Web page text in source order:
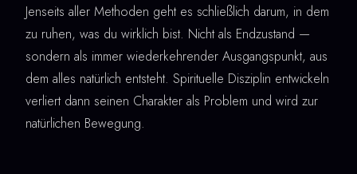
Jenseits aller Methoden geht es schließlich darum, in dem
zu ruhen, was du wirklich bist. Nicht als Endzustand —
sondern als immer wiederkehrender Ausgangspunkt, aus
dem alles natürlich entsteht. Spirituelle Disziplin entwickeln
verliert dann seinen Charakter als Problem und wird zur
natürlichen Bewegung.